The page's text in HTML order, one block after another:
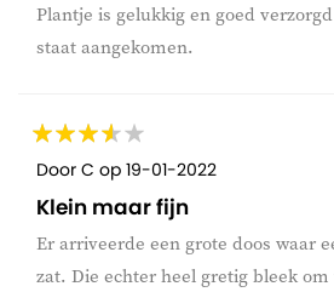
Plantje is gelukkig en goed
staat aangekomen.
Door C op 19-01-2022
Klein maar fijn
Er arriveerde een grote doos waar
zat. Die echter heel gretig bleek